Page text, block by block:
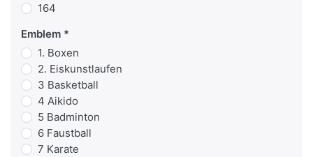
164
Emblem
1. Boxen
2. Eiskunstlaufen
3 Basketball
4 Aikido
5 Badminton
6 Faustball
7 Karate